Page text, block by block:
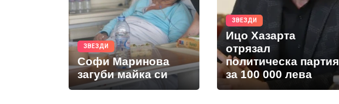
ЗВЕЗДИ
Софи Маринова
загуби майка си
ЗВЕЗДИ
Ицо Хазарта
отрязал
политическа партия
за 100 000 лева